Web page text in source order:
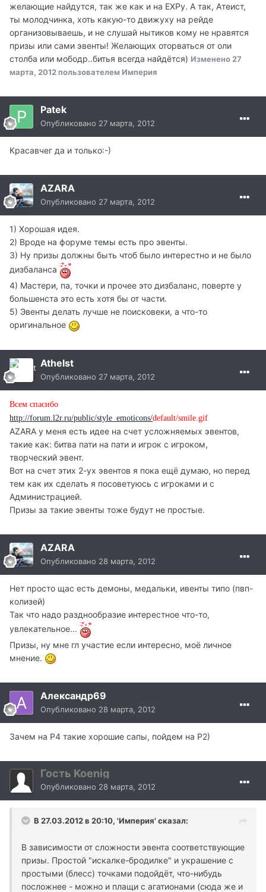
желающие найдутся, так же как и на ЕХРу. А так, Атеист,
ты молодчинка, хоть какую-то движуху на рейде
организовываешь, и не слушай нытиков кому не нравятся
призы или сами эвенты! Желающих оторваться от оли
столба или мободр..битья всегда найдётся) Изменено27
марта, 2012пользователем Империя
Patek
Опубликовано 27 марта, 2012
Красавчег да и только:-)
AZARA
Опубликовано 27 марта, 2012
1) Хорошая идея.
2) Вроде на форуме темы есть про эвенты.
3) Ну призы должны быть чтоб было интерестно и не было
дизбаланса
4) Мастери, па, точки и прочее это дизбаланс, поверте у
большенста это есть хотя бы от части.
5) Эвенты делать лучше не поисковеки, а что-то
оригинальное
Athelst
Опубликовано 27 марта, 2012
Всем спасибо
http://forum.l2r.ru/public/style_emoticons/default/smile.gif
AZARA у меня есть идее на счет усложняемых эвентов,
такие как: битва пати на пати и игрок с игроком,
творческий эвент.
Вот на счет этих 2-ух эвентов я пока ещё думаю, но перед
тем как их сделать я посоветуюсь с игроками и с
Администрацией.
Призы за такие эвенты тоже будут не простые.
AZARA
Опубликовано 28 марта, 2012
Нет просто щас есть демоны, медальки, ивенты типо (пвп-
колизей)
Так что надо разднообразие интерестное что-то,
увлекательное...
Призы, ну мне гл участие если интересно, моё личное
мнение.
Александр69
Опубликовано 28 марта, 2012
Зачем на Р4 такие хорошие сапы, пойдем на Р2)
Гость Koenig
Опубликовано 28 марта, 2012
В 27.03.2012 в 20:10, 'Империя' сказал:
В зависимости от сложности эвента соответствующие
призы. Простой "искалке-бродилке" и украшение с
простыми (блесс) точками подойдёт, что-нибудь
посложнее - можно и плащи с агатионами (сюда же и